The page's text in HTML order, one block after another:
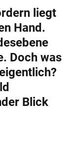
liegt
Hand.
Doch was
Blick